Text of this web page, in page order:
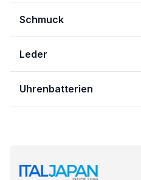
Schmuck
Leder
Uhrenbatterien